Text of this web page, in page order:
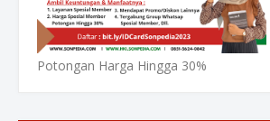
Potongan Harga Hingga 30%